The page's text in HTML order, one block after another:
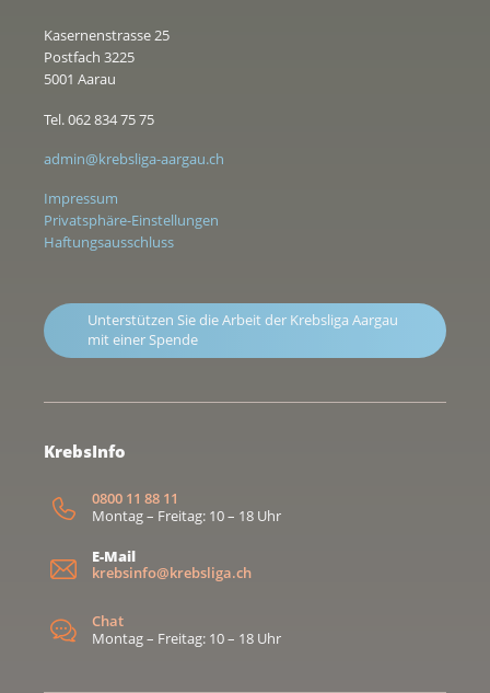
Kasernenstrasse 25
Postfach 3225
5001 Aarau
Tel. 062 834 75 75
admin@krebsliga-aargau.ch
Impressum
Privatsphäre-Einstellungen
Haftungsausschluss
Unterstützen Sie die Arbeit der Krebsliga Aargau
mit einer Spende
KrebsInfo
0800 11 88 11
Montag – Freitag: 10 – 18 Uhr
E-Mail
krebsinfo@krebsliga.ch
Chat
Montag – Freitag: 10 – 18 Uhr